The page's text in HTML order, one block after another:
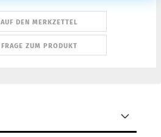
AUF DEN MERKZETTEL
FRAGE ZUM PRODUKT